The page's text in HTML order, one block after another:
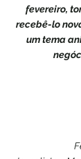
fevereiro,
recebê-lo
um tema